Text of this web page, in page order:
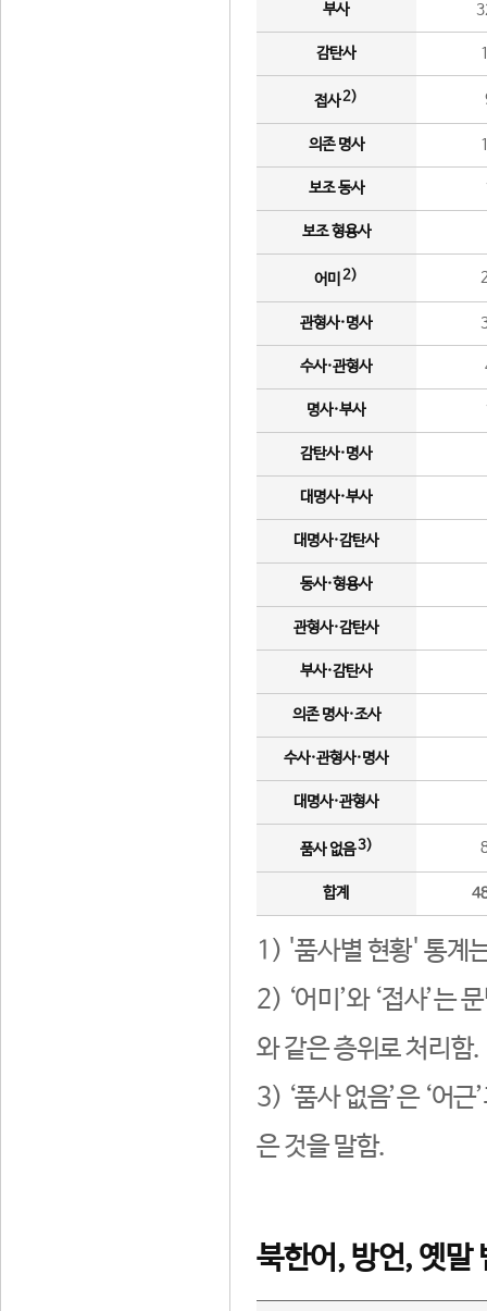
부사
감탄사
접사2)
의존 명사
보조 동사
보조 형용사
어미 2)
관형사·명사
수사·관형사
명사·부사
감탄사·명사
대명사·부사
대명사·감탄사
동사·형용사
관형사·감탄사
부사·감탄사
의존 명사·조사
수사·관형사·명사
대명사·관형사
품사 없음3)
합계
1) '품사별 현황' 통계
2) ‘어미’와 ‘접사’는
와 같은 층위로 처리함.
3) ‘품사 없음’은 ‘어
은 것을 말함.
북한어, 방언, 옛말